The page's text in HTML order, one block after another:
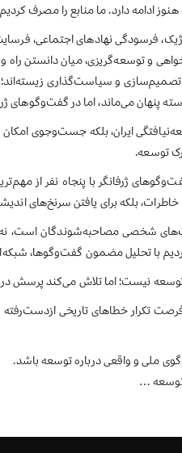
ادامه دارد. ما منابع را مصرف
فرسودگی نهادهای اجتماعی،
و توسعه‌گریزی، میان دانستن
و سیاست‌گذاری زیسته‌اند؛
پنهان می‌ماند، اما در گفت‌وگوهای
ایران، بلکه جست‌وجوی
توسعه.
ژرفانگر با پنجاه نفر از
بلکه برای یافتن سرنخ‌های
شخصی مصاحبه‌شوندگان است، نه
با تحلیل مضمون گفت‌وگوها،
نیست؛ اما تلاش می‌کند پرسش
فرصت تکرار خطاهای تاریخی
ملی و واقعی درباره توسعه باشد.
توسعه …